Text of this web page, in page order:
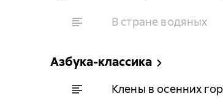
В стране водяных
Азбука-классика
Клены в осенних